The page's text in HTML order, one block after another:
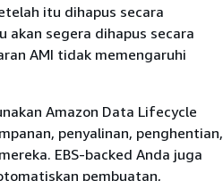
itu dihapus secara
akan segera dihapus secara
AMI tidak memengaruhi
Amazon Data Lifecycle
penyalinan, penghentian,
EBS-backed Anda juga
pembuatan,